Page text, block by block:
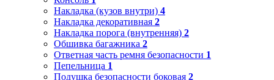
Накладка (кузов внутри) 4
Накладка декоративная 2
Накладка порога (внутренняя) 2
Обшивка багажника 2
Ответная часть ремня безопасности 1
Пепельница 1
Подушка безопасности боковая 2